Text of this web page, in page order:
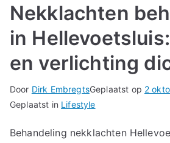
Nekklachten
in
en verlichting
Door Dirk EmbregtsGeplaatst op 2
Geplaatst in Lifestyle
Behandeling nekklachten